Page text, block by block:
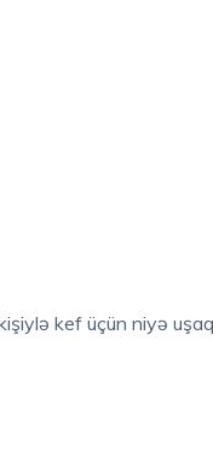
kef üçün niyə